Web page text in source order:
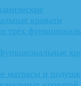
кровати
трех
матрасы и